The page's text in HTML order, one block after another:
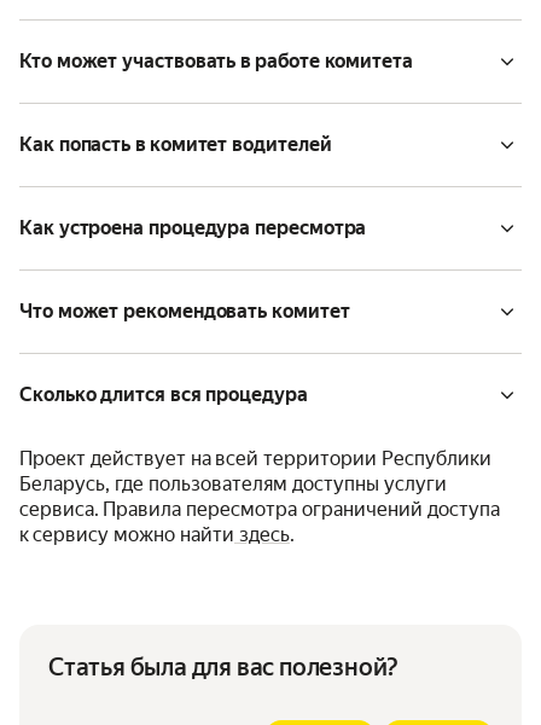
Кто может участвовать в работе комитета
Как попасть в комитет водителей
Как устроена процедура пересмотра
Что может рекомендовать комитет
Сколько длится вся процедура
Проект действует на всей территории Республики
Беларусь, где пользователям доступны услуги
сервиса. Правила пересмотра ограничений доступа
к сервису можно найти здесь.
Статья была для вас полезной?